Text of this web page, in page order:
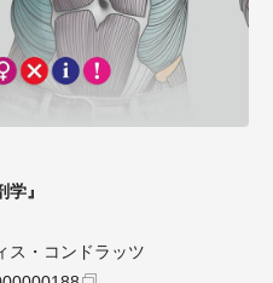
』
ス・コンドラッツ